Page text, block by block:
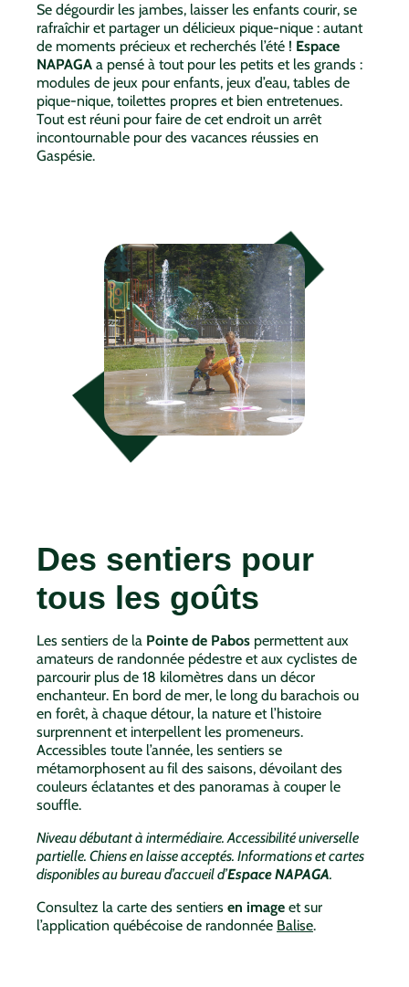
Se dégourdir les jambes, laisser les enfants courir, se
rafraîchir et partager un délicieux pique-nique : autant
de moments précieux et recherchés l’été ! Espace
NAPAGA a pensé à tout pour les petits et les grands :
modules de jeux pour enfants, jeux d’eau, tables de
pique-nique, toilettes propres et bien entretenues.
Tout est réuni pour faire de cet endroit un arrêt
incontournable pour des vacances réussies en
Gaspésie.
Des sentiers pour
tous les goûts
Les sentiers de la Pointe de Pabos permettent aux
amateurs de randonnée pédestre et aux cyclistes de
parcourir plus de 18 kilomètres dans un décor
enchanteur. En bord de mer, le long du barachois ou
en forêt, à chaque détour, la nature et l’histoire
surprennent et interpellent les promeneurs.
Accessibles toute l’année, les sentiers se
métamorphosent au fil des saisons, dévoilant des
couleurs éclatantes et des panoramas à couper le
souffle.
Niveau débutant à intermédiaire. Accessibilité universelle
partielle. Chiens en laisse acceptés. Informations et cartes
disponibles au bureau d’accueil d’Espace NAPAGA.
Consultez la carte des sentiers en image et sur
l’application québécoise de randonnée Balise.